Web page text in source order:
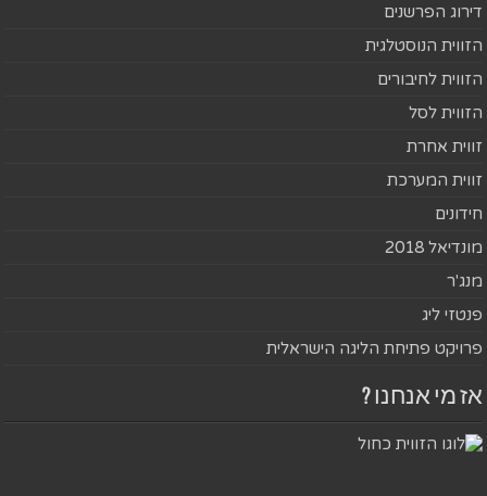
דירוג הפרשנים
הזווית הנוסטלגית
הזווית לחיבורים
הזווית לסל
זווית אחרת
זווית המערכת
חידונים
מונדיאל 2018
מנג'ר
פנטזי ליג
פרויקט פתיחת הליגה הישראלית
אז מי אנחנו ?